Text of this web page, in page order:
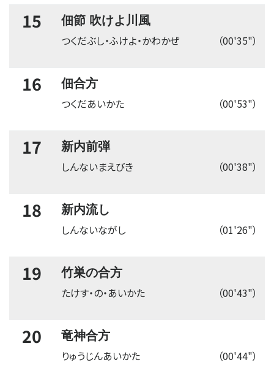
15 佃節 吹けよ川風
（00'35"）
つくだぶし・ふけよ・かわかぜ
16 佃合方
（00'53"）
つくだあいかた
17 新内前弾
（00'38"）
しんないまえびき
18 新内流し
（01'26"）
しんないながし
19 竹巣の合方
（00'43"）
たけす・の・あいかた
20 竜神合方
（00'44"）
りゅうじんあいかた